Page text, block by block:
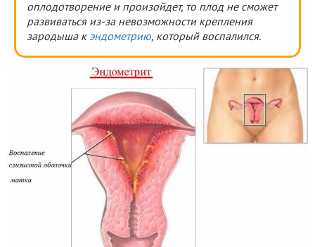
оплодотворение и произойдет, то плод не сможет
развиваться из-за невозможности крепления
зародыша к эндометрию, который воспалился.